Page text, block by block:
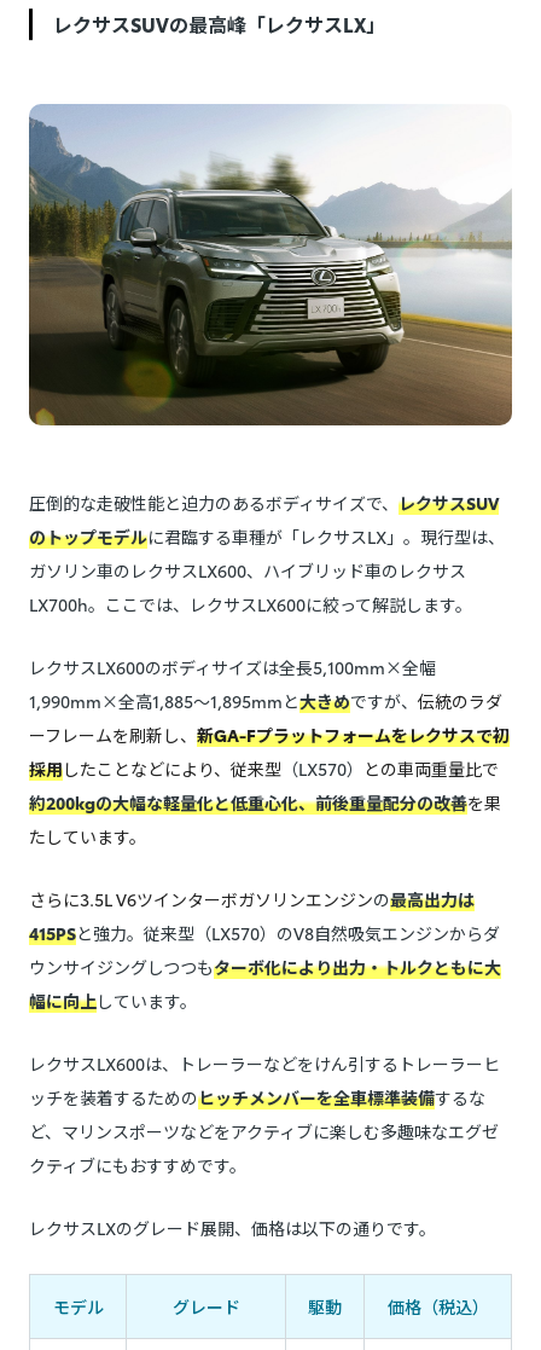
レクサスSUVの最高峰「レクサスLX」
圧倒的な走破性能と迫力のあるボディサイズで、 レクサスSUV
のトップモデルに君臨する車種が「レクサスLX」。現行型は、
ガソリン車のレクサスLX600、ハイブリッド車のレクサス
LX700h。ここでは、レクサスLX600に絞って解説します。
レクサスLX600のボディサイズは全長5,100mm×全幅
1,990mm×全高1,885～1,895mmと大きめですが、 伝統のラダ
ーフレームを刷新し、 新GA-Fプラットフォームをレクサスで初
採用したことなどにより、従来型 （LX570） との車両重量比で
約200kgの大幅な軽量化と低重心化、前後重量配分の改善を果
たしています。
さらに3.5L V6ツインターボガソリンエンジンの最高出力は
415PSと強力。従来型（LX570）のV8自然吸気エンジンからダ
ウンサイジングしつつもターボ化により出力・トルクともに大
幅に向上しています。
レクサスLX600は、トレーラーなどをけん引するトレーラーヒ
ッチを装着するためのヒッチメンバーを全車標準装備するな
ど、マリンスポーツなどをアクティブに楽しむ多趣味なエグゼ
クティブにもおすすめです。
レクサスLXのグレード展開、価格は以下の通りです。
モデル グレード 駆動 価格（税込）